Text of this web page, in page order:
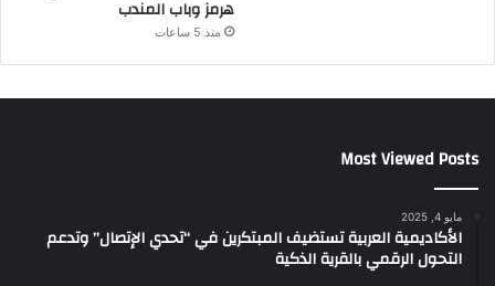
هرمز وباب المندب
منذ 5 ساعات
Most Viewed Posts
مايو 4, 2025
الأكاديمية العربية تستضيف المبتكرين في “تحدي الإتصال” وتدعم
التحول الرقمي بالقرية الذكية